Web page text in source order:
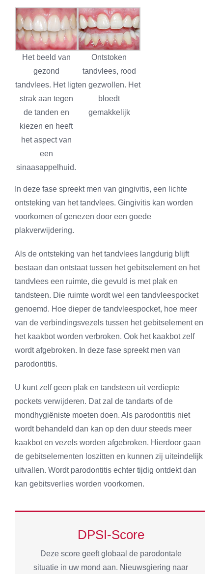
Het beeld van
gezond
tandvlees. Het ligt
strak aan tegen
de tanden en
kiezen en heeft
het aspect van
een
sinaasappelhuid.
Ontstoken
tandvlees, rood
en gezwollen. Het
bloedt
gemakkelijk
In deze fase spreekt men van gingivitis, een lichte
ontsteking van het tandvlees. Gingivitis kan worden
voorkomen of genezen door een goede
plakverwijdering.
Als de ontsteking van het tandvlees langdurig blijft
bestaan dan ontstaat tussen het gebitselement en het
tandvlees een ruimte, die gevuld is met plak en
tandsteen. Die ruimte wordt wel een tandvleespocket
genoemd. Hoe dieper de tandvleespocket, hoe meer
van de verbindingsvezels tussen het gebitselement en
het kaakbot worden verbroken. Ook het kaakbot zelf
wordt afgebroken. In deze fase spreekt men van
parodontitis.
U kunt zelf geen plak en tandsteen uit verdiepte
pockets verwijderen. Dat zal de tandarts of de
mondhygiëniste moeten doen. Als parodontitis niet
wordt behandeld dan kan op den duur steeds meer
kaakbot en vezels worden afgebroken. Hierdoor gaan
de gebitselementen loszitten en kunnen zij uiteindelijk
uitvallen. Wordt parodontitis echter tijdig ontdekt dan
kan gebitsverlies worden voorkomen.
DPSI-Score
Deze score geeft globaal de parodontale
situatie in uw mond aan. Nieuwsgiering naar